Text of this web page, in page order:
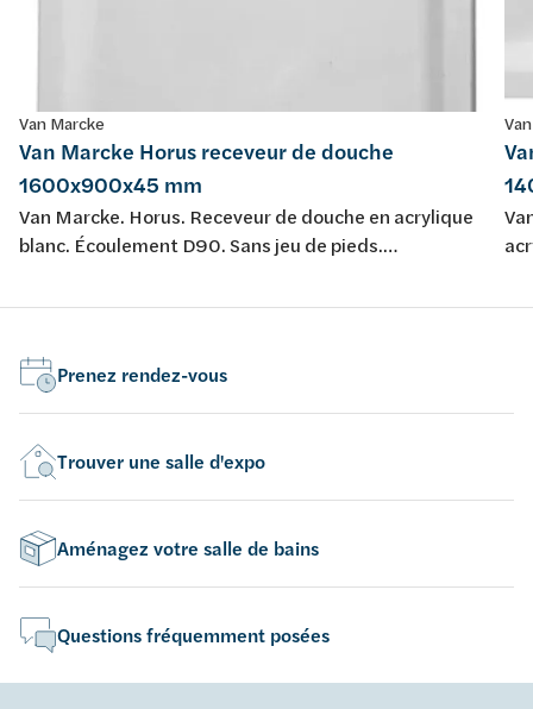
Van Marcke
Van Marcke Horus receveur de douche
1600x900x45 mm
Van Marcke. Horus. Receveur de douche en acrylique
blanc. Écoulement D90. Sans jeu de pieds.
Prenez rendez-vous
Trouver une salle d'expo
Aménagez votre salle de bains
Questions fréquemment posées